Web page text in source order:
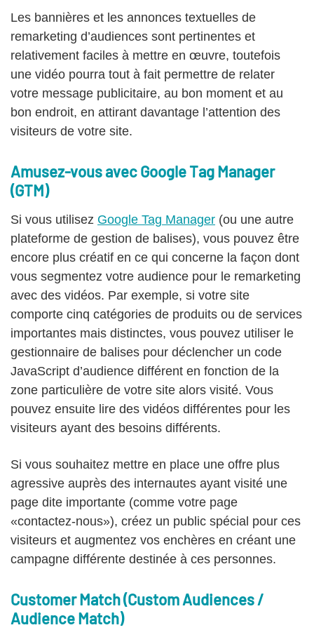
Les bannières et les annonces textuelles de
remarketing d’audiences sont pertinentes et
relativement faciles à mettre en œuvre, toutefois
une vidéo pourra tout à fait permettre de relater
votre message publicitaire, au bon moment et au
bon endroit, en attirant davantage l’attention des
visiteurs de votre site.
Amusez-vous avec Google Tag Manager
(GTM)
Si vous utilisez Google Tag Manager (ou une autre
plateforme de gestion de balises), vous pouvez être
encore plus créatif en ce qui concerne la façon dont
vous segmentez votre audience pour le remarketing
avec des vidéos. Par exemple, si votre site
comporte cinq catégories de produits ou de services
importantes mais distinctes, vous pouvez utiliser le
gestionnaire de balises pour déclencher un code
JavaScript d’audience différent en fonction de la
zone particulière de votre site alors visité. Vous
pouvez ensuite lire des vidéos différentes pour les
visiteurs ayant des besoins différents.
Si vous souhaitez mettre en place une offre plus
agressive auprès des internautes ayant visité une
page dite importante (comme votre page
«contactez-nous»), créez un public spécial pour ces
visiteurs et augmentez vos enchères en créant une
campagne différente destinée à ces personnes.
Customer Match (Custom Audiences /
Audience Match)